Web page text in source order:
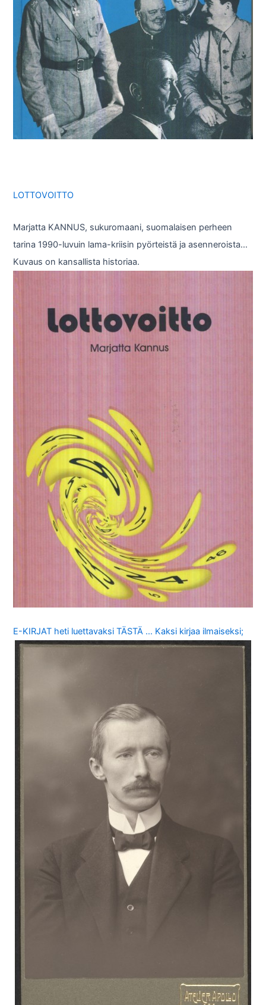
LOTTOVOITTO
Marjatta KANNUS, sukuromaani, suomalaisen perheen
tarina 1990-luvuin lama-kriisin pyörteistä ja asenneroista…
Kuvaus on kansallista historiaa.
E-KIRJAT heti luettavaksi TÄSTÄ … Kaksi kirjaa ilmaiseksi;